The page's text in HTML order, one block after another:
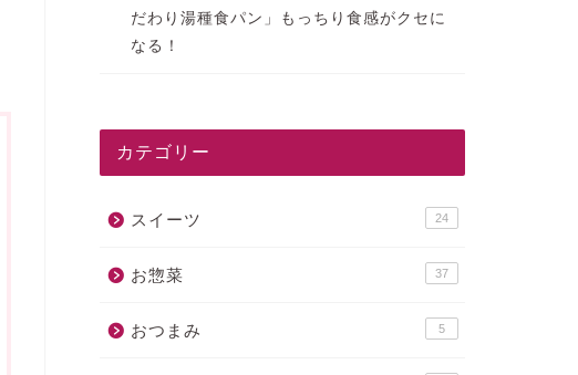
だわり湯種食パン」もっちり食感がクセに
なる！
カテゴリー
スイーツ 24
お惣菜 37
おつまみ 5